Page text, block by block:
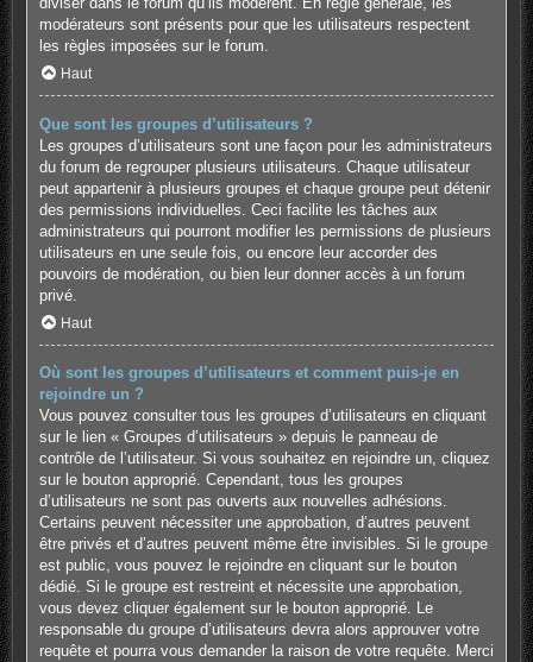
modérateurs sont présents pour que les utilisateurs respectent
les règles imposées sur le forum.
Haut
Que sont les groupes d’utilisateurs ?
Les groupes d’utilisateurs sont une façon pour les administrateurs
du forum de regrouper plusieurs utilisateurs. Chaque utilisateur
peut appartenir à plusieurs groupes et chaque groupe peut détenir
des permissions individuelles. Ceci facilite les tâches aux
administrateurs qui pourront modifier les permissions de plusieurs
utilisateurs en une seule fois, ou encore leur accorder des
pouvoirs de modération, ou bien leur donner accès à un forum
privé.
Haut
Où sont les groupes d’utilisateurs et comment puis-je en
rejoindre un ?
Vous pouvez consulter tous les groupes d’utilisateurs en cliquant
sur le lien « Groupes d’utilisateurs » depuis le panneau de
contrôle de l’utilisateur. Si vous souhaitez en rejoindre un, cliquez
sur le bouton approprié. Cependant, tous les groupes
d’utilisateurs ne sont pas ouverts aux nouvelles adhésions.
Certains peuvent nécessiter une approbation, d’autres peuvent
être privés et d’autres peuvent même être invisibles. Si le groupe
est public, vous pouvez le rejoindre en cliquant sur le bouton
dédié. Si le groupe est restreint et nécessite une approbation,
vous devez cliquer également sur le bouton approprié. Le
responsable du groupe d’utilisateurs devra alors approuver votre
requête et pourra vous demander la raison de votre requête. Merci